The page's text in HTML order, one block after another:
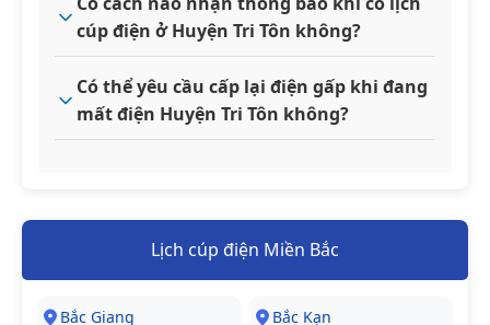
cúp điện ở Huyện Tri Tôn không?
Có thể yêu cầu cấp lại điện gấp khi đang
mất điện Huyện Tri Tôn không?
Lịch cúp điện Miền Bắc
Bắc Giang Bắc Kạn